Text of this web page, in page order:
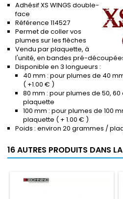
Adhésif XS WINGS double-
face
Référence 114527
Permet de coller vos
plumes sur les flèches
Vendu par plaquette, à
l'unité, en bandes pré-
Disponible en 3 longueurs :
40 mm : pour plumes de 40
( +1.00 € )
80 mm : pour plumes de 50,
plaquette
100 mm : pour plumes de 100
plaquette ( + 1.00 € )
Poids : environ 20 grammes /
16 AUTRES PRODUITS DANS